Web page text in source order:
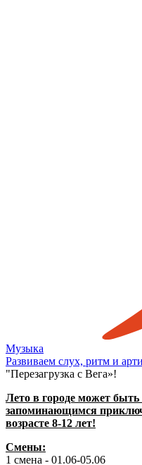
Музыка
Развиваем слух, ритм и
"Перезагрузка с Вега»!
Лето в городе может
запоминающимся
возрасте 8-12 лет!
Смены:
1 смена - 01.06-05.06